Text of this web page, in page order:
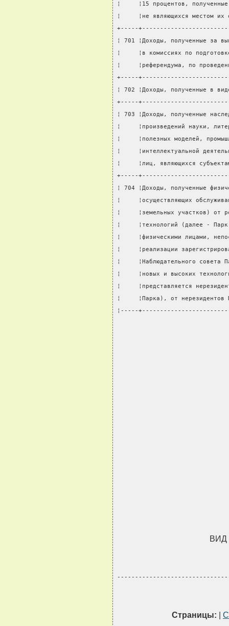
¦     ¦15 процентов, полученные
¦     ¦не являющихся местом
+-----
¦ 701 ¦Доходы, полученные за
¦     ¦в комиссиях по
¦     ¦референдума, по
+-----
¦ 702 ¦Доходы, полученные
+-----
¦ 703 ¦Доходы, полученные
¦     ¦произведений науки,
¦     ¦полезных моделей,
¦     ¦интеллектуальной
¦     ¦лиц, являющихся
+-----
¦ 704 ¦Доходы, полученные
¦     ¦осуществляющих
¦     ¦земельных участков)
¦     ¦технологий (далее -
¦     ¦физическими лицами,
¦     ¦реализации
¦     ¦Наблюдательного
¦     ¦новых и высоких
¦     ¦представляется
¦     ¦Парка), от
¦-----
Страницы: